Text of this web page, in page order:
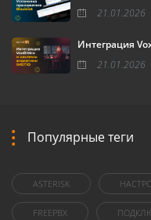
21.01.2026
Интеграция
21.01.2026
Популярные теги
ASTERISK
FREEPBX